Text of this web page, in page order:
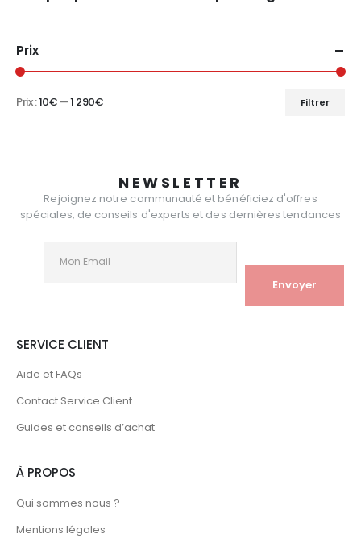
Prix
Filtrer
Prix :10€—1 290€
NEWSLETTER
Rejoignez notre communauté et bénéficiez d'offres
spéciales, de conseils d'experts et des dernières tendances
SERVICE CLIENT
Aide et FAQs
Contact Service Client
Guides et conseils d’achat
À PROPOS
Qui sommes nous ?
Mentions légales